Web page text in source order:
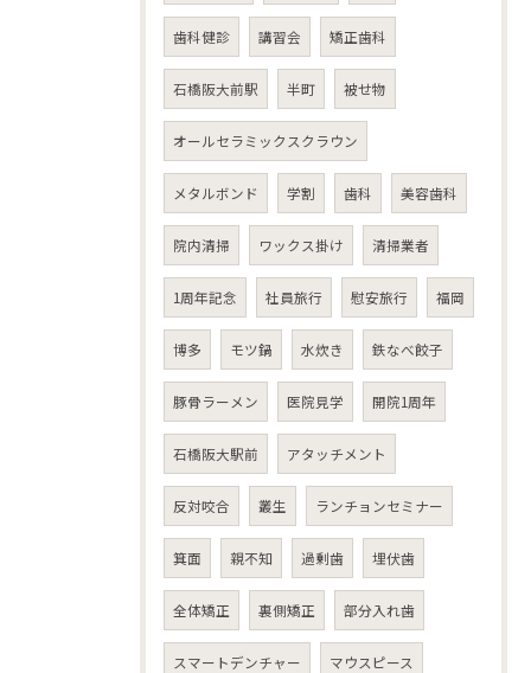
歯科健診 講習会 矯正歯科
石橋阪大前駅 半町 被せ物
オールセラミックスクラウン
メタルボンド 学割 歯科 美容歯科
院内清掃 ワックス掛け 清掃業者
1周年記念 社員旅行 慰安旅行 福岡
博多 モツ鍋 水炊き 鉄なべ餃子
豚骨ラーメン 医院見学 開院1周年
石橋阪大駅前 アタッチメント
反対咬合 叢生 ランチョンセミナー
箕面 親不知 過剰歯 埋伏歯
全体矯正 裏側矯正 部分入れ歯
スマートデンチャー マウスピース